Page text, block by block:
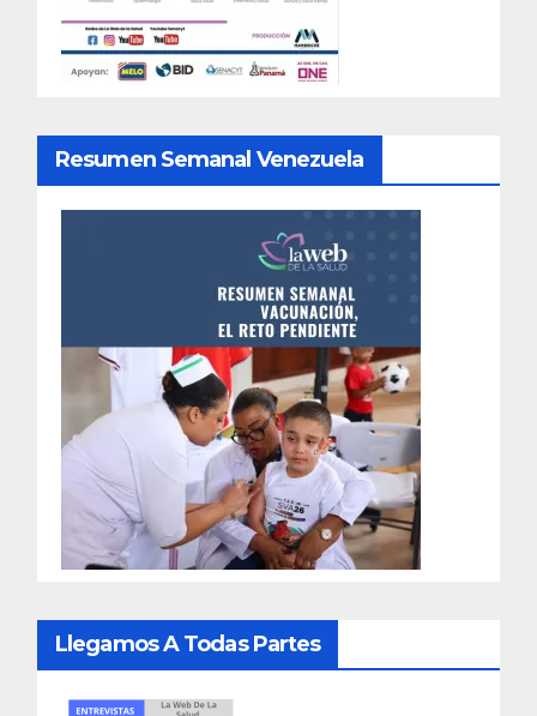
Resumen Semanal Venezuela
Llegamos A Todas Partes